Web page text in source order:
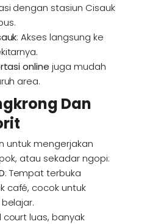
dengan stasiun Cisauk
: Akses langsung ke
online juga mudah
area.
Dan
untuk mengerjakan
atau sekadar ngopi:
: Tempat terbuka
café, cocok untuk
court luas, banyak